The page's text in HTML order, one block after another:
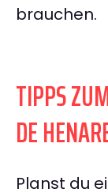
brauchen.
TIPPS
DE
Planst du